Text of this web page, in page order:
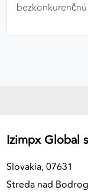
Izimpx Global
Slovakia, 07631
Streda nad